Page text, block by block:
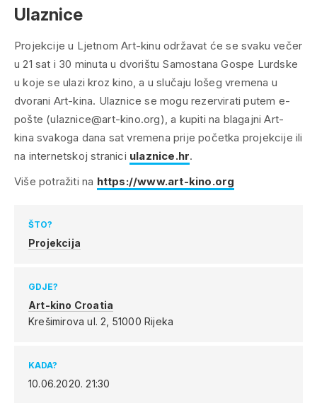
Ulaznice
Projekcije u Ljetnom Art-kinu održavat će se svaku večer
u 21 sat i 30 minuta u dvorištu Samostana Gospe Lurdske
u koje se ulazi kroz kino, a u slučaju lošeg vremena u
dvorani Art-kina. Ulaznice se mogu rezervirati putem e-
pošte (ulaznice@art-kino.org), a kupiti na blagajni Art-
kina svakoga dana sat vremena prije početka projekcije ili
na internetskoj stranici ulaznice.hr.
Više potražiti na https://www.art-kino.org
ŠTO?
Projekcija
GDJE?
Art-kino Croatia
Krešimirova ul. 2, 51000 Rijeka
KADA?
10.06.2020.21:30